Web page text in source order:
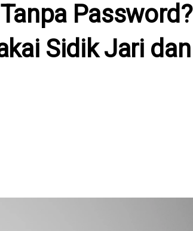
Password?
Sidik Jari dan